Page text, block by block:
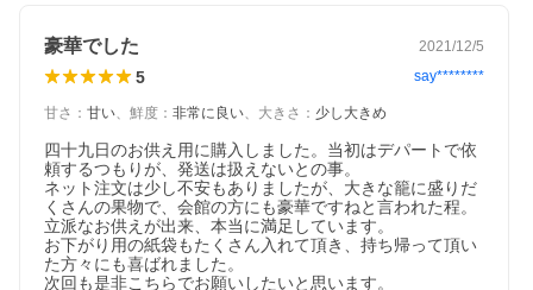
豪華でした 2021/12/5
5 say********
甘さ ： 甘い、 鮮度 ： 非常に良い、 大きさ ： 少し大きめ
四十九日のお供え用に購入しました。当初はデパートで依
頼するつもりが、発送は扱えないとの事。
ネット注文は少し不安もありましたが、大きな籠に盛りだ
くさんの果物で、会館の方にも豪華ですねと言われた程。
立派なお供えが出来、本当に満足しています。
お下がり用の紙袋もたくさん入れて頂き、持ち帰って頂い
た方々にも喜ばれました。
次回も是非こちらでお願いしたいと思います。